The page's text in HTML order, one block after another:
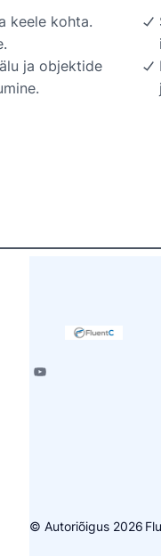
keele kohta.
ja objektide
© Autoriõigus 2026